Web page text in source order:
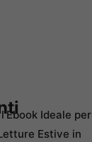
Ideale per
Estive in